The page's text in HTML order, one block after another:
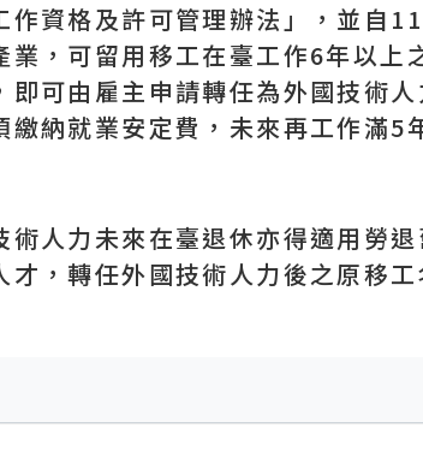
資格及許可管理辦法」，並自
，可留用移工在臺工作6年以上
可由雇主申請轉任為外國技術
納就業安定費，未來再工作滿5
人力未來在臺退休亦得適用勞
，轉任外國技術人力後之原移